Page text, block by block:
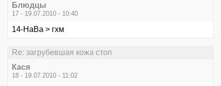
Блюдцы
17 - 19.07.2010 - 10:40
14-НаВа > гхм
Re: загрубевшая кожа стоп
Кася
18 - 19.07.2010 - 11:02